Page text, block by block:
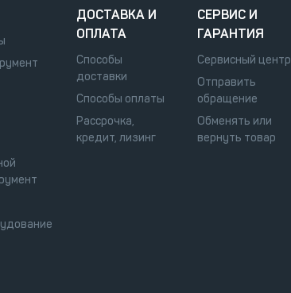
ДОСТАВКА И
ОПЛАТА
Способы
доставки
Способы оплаты
Рассрочка,
кредит, лизинг
СЕРВИС И
ГАРАНТИЯ
Сервисный центр
Отправить
обращение
Обменять или
вернуть товар